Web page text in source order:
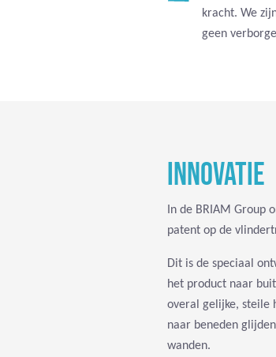
kracht. We
geen
INNOVATIE
In de BRIAM Group
patent op de
Dit is de speciaal
het product naar
overal gelijke, steile
naar beneden
wanden.